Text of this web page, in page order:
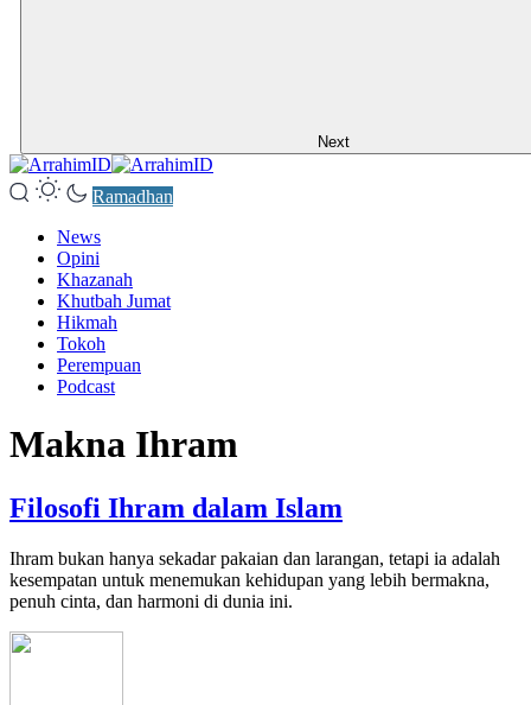
Next
Ramadhan
News
Opini
Khazanah
Khutbah Jumat
Hikmah
Tokoh
Perempuan
Podcast
Makna Ihram
Filosofi Ihram dalam Islam
Ihram bukan hanya sekadar pakaian dan larangan, tetapi ia adalah
kesempatan untuk menemukan kehidupan yang lebih bermakna,
penuh cinta, dan harmoni di dunia ini.